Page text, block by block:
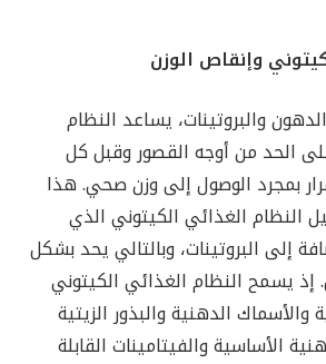
وإنقاص الوزن
والبروتينات، يساعد النظام
الحد من أوجه القصور وقبل كل
بمجرد الوصول إلى وزن صحي. هذا
الغذائي الكيتوني الذي
إلى البروتينات، وبالتالي يحد بشكل
يسمح النظام الغذائي الكيتوني
والأسماك الدهنية والبذور الزيتية
الأساسية والفيتامينات القابلة